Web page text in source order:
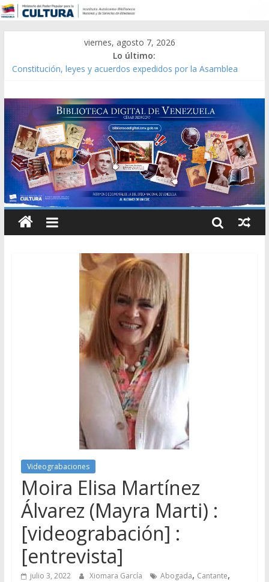
viernes, agosto 7, 2026
Lo último:
Constitución, leyes y acuerdos expedidos por la Asamblea
Modesta Bor Sánchez [material gráfico]
Gaceta Oficial de la República de Venezuela año CXXXIII Mes V,
Caracas 09 de marzo de 2006 N° 38.394
Catálogo temático de obras de Modesta Bor
Videograbaciones
Moira Elisa Martínez
Álvarez (Mayra Marti) :
[videograbación] :
[entrevista]
julio 3, 2022 Xiomara García Abogada, Cantante,